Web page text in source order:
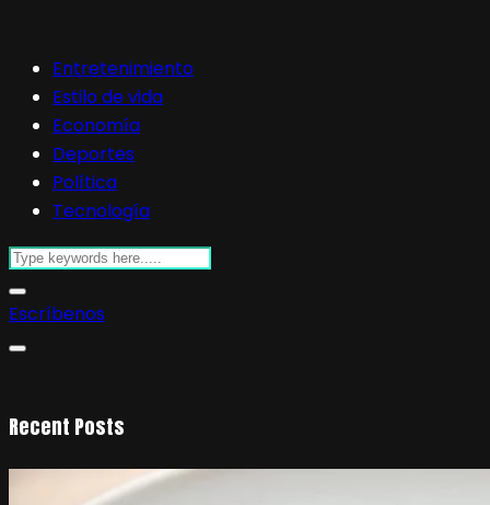
Entretenimiento
Estilo de vida
Economía
Deportes
Política
Tecnología
Escríbenos
Recent Posts